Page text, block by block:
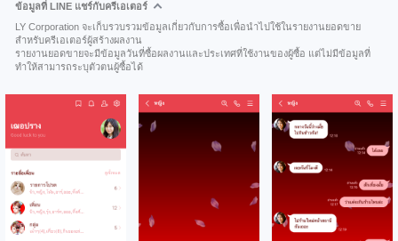
ข้อมูลที่ LINE แชร์กับครีเอเตอร์
LY Corporation จะเก็บรวบรวมข้อมูลเกี่ยวกับการซื้อเพื่อนำไปใช้ในรายงานยอดขาย
สำหรับครีเอเตอร์ผู้สร้างผลงาน
รายงานยอดขายจะมีข้อมูลวันที่ซื้อผลงานและประเทศที่ใช้งานของผู้ซื้อ แต่ไม่มีข้อมูลที่
ทำให้สามารถระบุตัวตนผู้ซื้อได้